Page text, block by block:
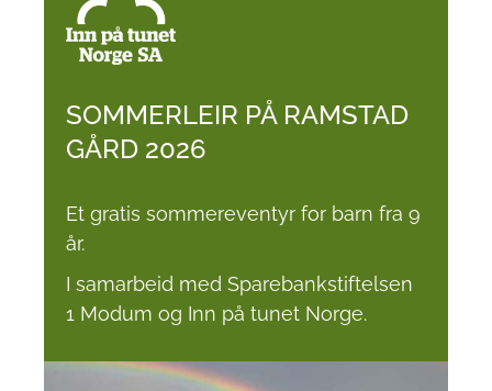
SOMMERLEIR PÅ RAMSTAD
GÅRD 2026
Et gratis sommereventyr for barn fra 9
år.
I samarbeid med Sparebankstiftelsen
1 Modum og Inn på tunet Norge.